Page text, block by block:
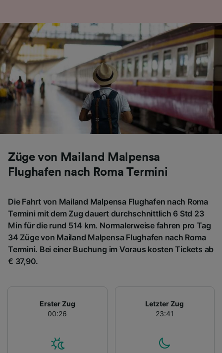
Züge von Mailand Malpensa
Flughafen nach Roma Termini
Die Fahrt von Mailand Malpensa Flughafen nach Roma
Termini mit dem Zug dauert durchschnittlich 6 Std 23
Min für die rund 514 km. Normalerweise fahren pro Tag
34 Züge von Mailand Malpensa Flughafen nach Roma
Termini. Bei einer Buchung im Voraus kosten Tickets ab
€ 37,90.
Erster Zug
00:26
Letzter Zug
23:41